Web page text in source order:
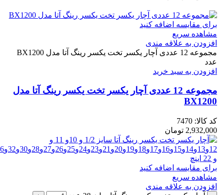
برای مقایسه اضافه کنید
مشاهده سریع
افزودن به علاقه مندی
مجموعه 12 عددی آچار یکسر تخت یکسر رینگ آتا مدل BX1200
عدد
افزودن به سبد خرید
مجموعه 12 عددی آچار یکسر تخت یکسر رینگ آتا مدل
BX1200
کد کالا: 7470
2,932,000 تومان
برای مقایسه اضافه کنید
مشاهده سریع
افزودن به علاقه مندی